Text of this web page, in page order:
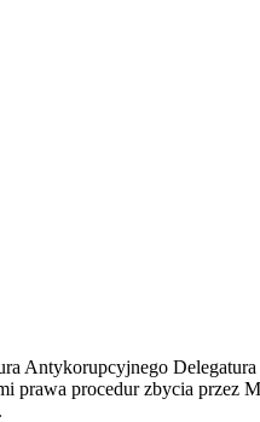
Antykorupcyjnego
prawa procedur zbycia przez